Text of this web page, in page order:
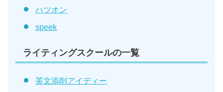
ハツオン
speek
ライティングスクールの一覧
英文添削アイディー